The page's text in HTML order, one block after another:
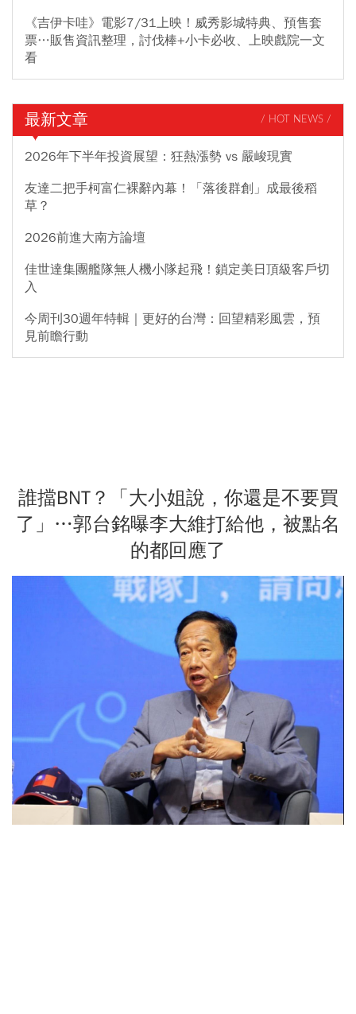
《吉伊卡哇》電影7/31上映！威秀影城特典、預售套
票…販售資訊整理，討伐棒+小卡必收、上映戲院一文
看
最新文章 / HOT NEWS /
2026年下半年投資展望：狂熱漲勢 vs 嚴峻現實
友達二把手柯富仁裸辭內幕！「落後群創」成最後稻
草？
2026前進大南方論壇
佳世達集團艦隊無人機小隊起飛！鎖定美日頂級客戶切
入
今周刊30週年特輯｜更好的台灣：回望精彩風雲，預
見前瞻行動
誰擋BNT？「大小姐說，你還是不要買
了」…郭台銘曝李大維打給他，被點名
的都回應了